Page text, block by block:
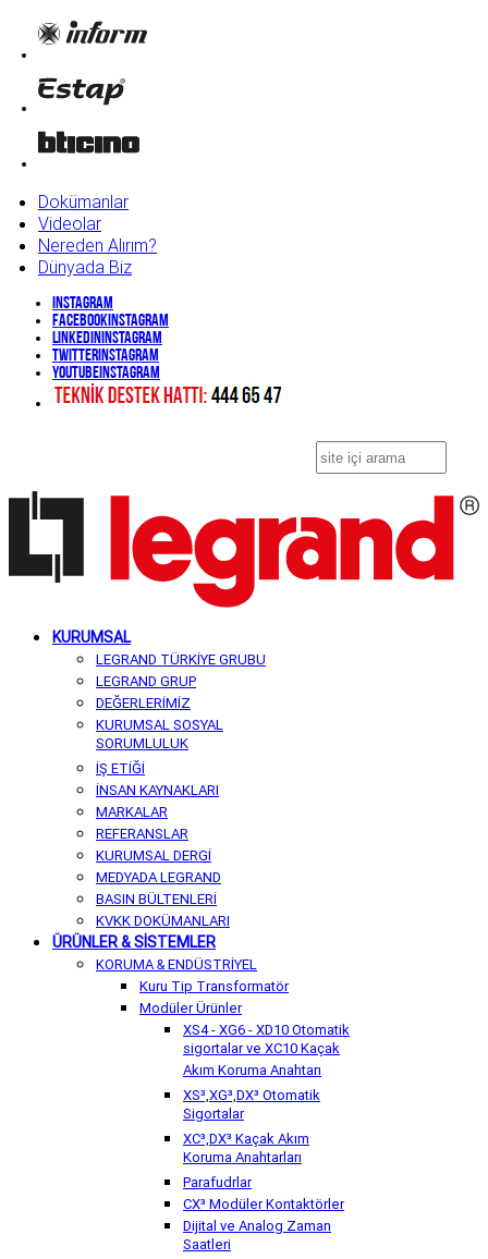
Dokümanlar
Videolar
Nereden Alırım?
Dünyada Biz
Instagram
Facebook Instagram
Linkedin Instagram
Twitter Instagram
YouTube Instagram
KURUMSAL
LEGRAND TÜRKİYE GRUBU
LEGRAND GRUP
DEĞERLERİMİZ
KURUMSAL SOSYAL
SORUMLULUK
İŞ ETİĞİ
İNSAN KAYNAKLARI
MARKALAR
REFERANSLAR
KURUMSAL DERGİ
MEDYADA LEGRAND
BASIN BÜLTENLERİ
KVKK DOKÜMANLARI
ÜRÜNLER & SİSTEMLER
KORUMA & ENDÜSTRİYEL
Kuru Tip Transformatör
Modüler Ürünler
XS4 - XG6 - XD10 Otomatik
sigortalar ve XC10 Kaçak
Akım Koruma Anahtarı
XS³,XG³,DX³ Otomatik
Sigortalar
XC³,DX³ Kaçak Akım
Koruma Anahtarları
Parafudrlar
CX³ Modüler Kontaktörler
Dijital ve Analog Zaman
Saatleri